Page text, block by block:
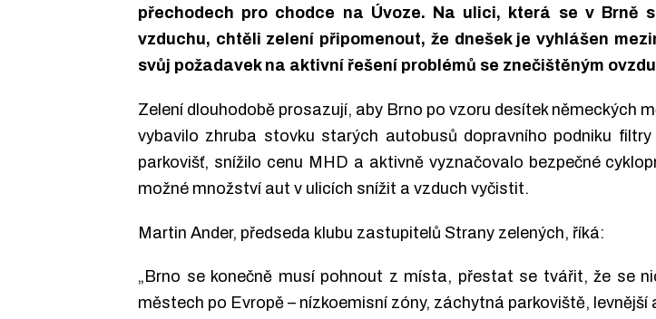
přechodech pro chodce na Úvoze. Na ulici, která se v Brně
vzduchu, chtěli zelení připomenout, že dnešek je vyhlášen
svůj požadavek na aktivní řešení problémů se znečištěným
Zelení dlouhodobě prosazují, aby Brno po vzoru desítek německých
vybavilo zhruba stovku starých autobusů dopravního podniku
parkovišť, snížilo cenu MHD a aktivně vyznačovalo bezpečné
možné množství aut v ulicích snížit a vzduch vyčistit.
Martin Ander, předseda klubu zastupitelů Strany zelených, říká:
„Brno se konečně musí pohnout z místa, přestat se tvářit, že se
městech po Evropě – nízkoemisní zóny, záchytná parkoviště,